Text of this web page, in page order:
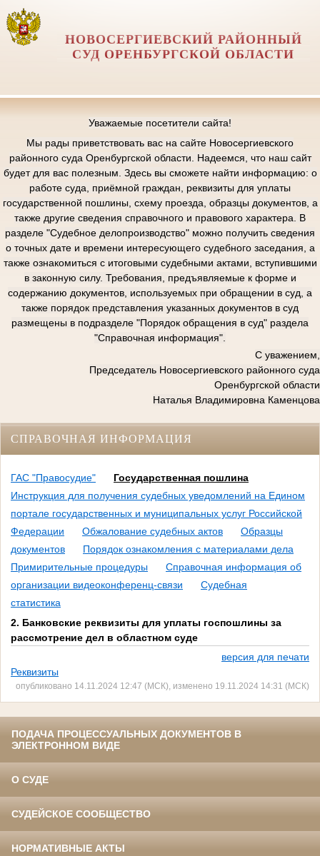
НОВОСЕРГИЕВСКИЙ РАЙОННЫЙ
СУД ОРЕНБУРГСКОЙ ОБЛАСТИ
Уважаемые посетители сайта!
Мы рады приветствовать вас на сайте Новосергиевского
районного суда Оренбургской области. Надеемся, что наш сайт
будет для вас полезным. Здесь вы сможете найти информацию: о
работе суда, приёмной граждан, реквизиты для уплаты
государственной пошлины, схему проезда, образцы документов, а
также другие сведения справочного и правового характера. В
разделе "Судебное делопроизводство" можно получить сведения
о точных дате и времени интересующего судебного заседания, а
также ознакомиться с итоговыми судебными актами, вступившими
в законную силу. Требования, предъявляемые к форме и
содержанию документов, используемых при обращении в суд, а
также порядок представления указанных документов в суд
размещены в подразделе "Порядок обращения в суд" раздела
"Справочная информация".
С уважением,
Председатель Новосергиевского районного суда
Оренбургской области
Наталья Владимировна Каменцова
СПРАВОЧНАЯ ИНФОРМАЦИЯ
ГАС "Правосудие"
Государственная пошлина
Инструкция для получения судебных уведомлений на Едином
портале государственных и муниципальных услуг Российской
Федерации
Обжалование судебных актов
Образцы
документов
Порядок ознакомления с материалами дела
Примирительные процедуры
Справочная информация об
организации видеоконференц-связи
Судебная
статистика
2. Банковские реквизиты для уплаты госпошлины за
рассмотрение дел в областном суде
версия для печати
Реквизиты
опубликовано 14.11.2024 12:47 (МСК), изменено 19.11.2024 14:31 (МСК)
ПОДАЧА ПРОЦЕССУАЛЬНЫХ ДОКУМЕНТОВ В
ЭЛЕКТРОННОМ ВИДЕ
О СУДЕ
СУДЕЙСКОЕ СООБЩЕСТВО
НОРМАТИВНЫЕ АКТЫ